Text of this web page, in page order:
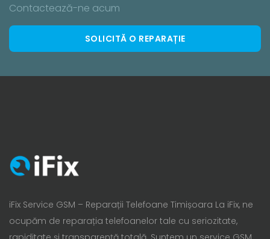
Contactează-ne acum
SOLICITĂ O REPARAȚIE
iFix Service GSM – Reparații Telefoane Timișoara La iFix, ne
ocupăm de reparația telefoanelor tale cu seriozitate,